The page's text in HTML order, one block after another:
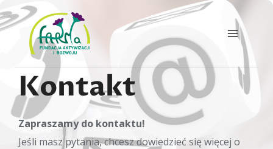
Przejdź
do
Kontakt
Zapraszamy do kontaktu!
Jeśli masz pytania, chcesz dowiedzieć się więcej o